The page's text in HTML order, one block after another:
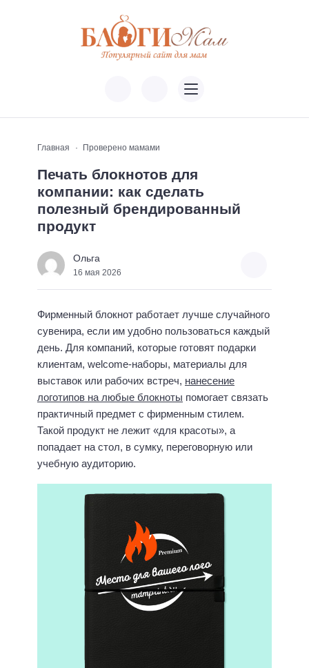
Главная Проверено мамами
Печать блокнотов для
компании: как сделать
полезный брендированный
продукт
Ольга
16 мая 2026
Фирменный блокнот работает лучше случайного
сувенира, если им удобно пользоваться каждый
день. Для компаний, которые готовят подарки
клиентам, welcome-наборы, материалы для
выставок или рабочих встреч, нанесение
логотипов на любые блокноты помогает связать
практичный предмет с фирменным стилем.
Такой продукт не лежит «для красоты», а
попадает на стол, в сумку, переговорную или
учебную аудиторию.